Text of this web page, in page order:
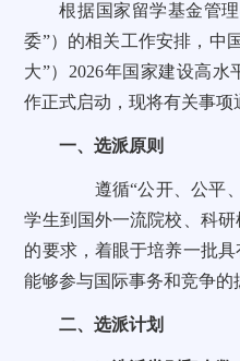
根据国家留学基金管
委”）的相关工作安排，中
大”）2026年国家建设高
作正式启动，现将有关事项
一、选派原则
遵循“公开、公平、
学生到国外一流院校、科
的要求，着眼于培养一批
能够参与国际事务和竞争的
二、选派计划